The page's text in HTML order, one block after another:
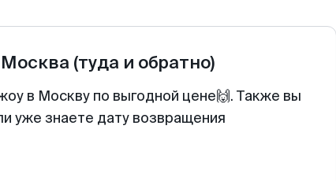
Москва (туда и обратно)
в Москву по выгодной цене🙌. Также вы
уже знаете дату возвращения